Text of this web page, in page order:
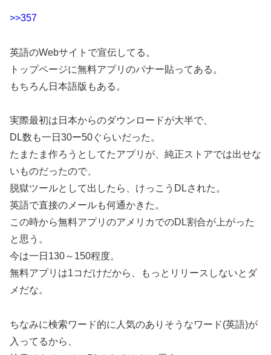
>>357
英語のWebサイトで宣伝してる。
トップページに無料アプリのバナー貼ってある。
もちろん日本語版もある。
実際最初は日本からのダウンロードが大半で、
DL数も一日30ー50ぐらいだった。
たまたま作ろうとしてたアプリが、純正ストアでは出せな
いものだったので、
脱獄ツールとして出したら、けっこうDLされた。
英語で直接のメールも何通かきた。
この時から無料アプリのアメリカでのDL割合が上がった
と思う。
今は一日130～150程度。
無料アプリは1コだけだから、もっとリリースしないとダ
メだな。
ちなみに検索ワード的に人気のありそうなワード(英語)が
入ってるから、